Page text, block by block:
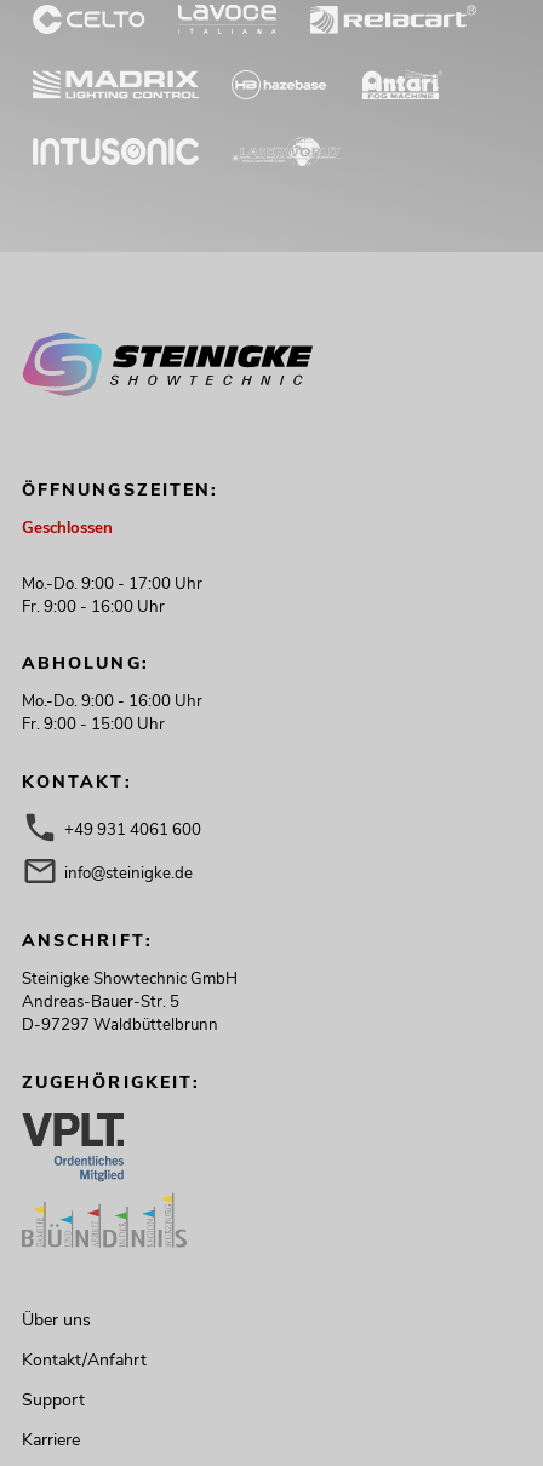
ÖFFNUNGSZEITEN:
Geschlossen
Mo.-Do. 9:00 - 17:00 Uhr
Fr. 9:00 - 16:00 Uhr
ABHOLUNG:
Mo.-Do. 9:00 - 16:00 Uhr
Fr. 9:00 - 15:00 Uhr
KONTAKT:
+49 931 4061 600
info@steinigke.de
ANSCHRIFT:
Steinigke Showtechnic GmbH
Andreas-Bauer-Str. 5
D-97297 Waldbüttelbrunn
ZUGEHÖRIGKEIT:
Über uns
Kontakt/Anfahrt
Support
Karriere